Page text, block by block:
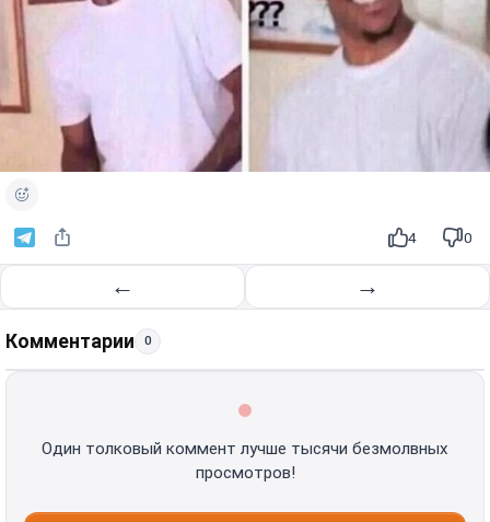
4 0
← →
Комментарии 0
Один толковый коммент лучше тысячи безмолвных
просмотров!